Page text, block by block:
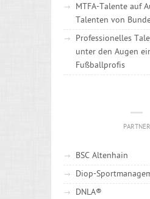
MTFA-Talente auf
Talenten von
Professionelles
unter den Augen
Fußballprofis
PARTNER
BSC Altenhain
Diop-
DNLA®